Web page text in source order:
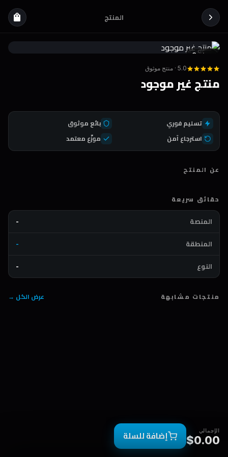
المنتج shopping_bag
Coda
5.0 · منتج موثوق
منتج غير موجود
تسليم فوري
بائع موثوق
استرجاع آمن
موزّع معتمد
عن المنتج
حقائق سريعة
المنصة
-
المنطقة
-
النوع
-
منتجات مشابهة عرض الكل →
الإجمالي
$0.00 إضافة للسلة